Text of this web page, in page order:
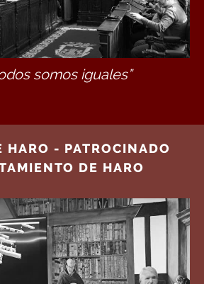
somos iguales”
HARO - PATROCINADO
DE HARO